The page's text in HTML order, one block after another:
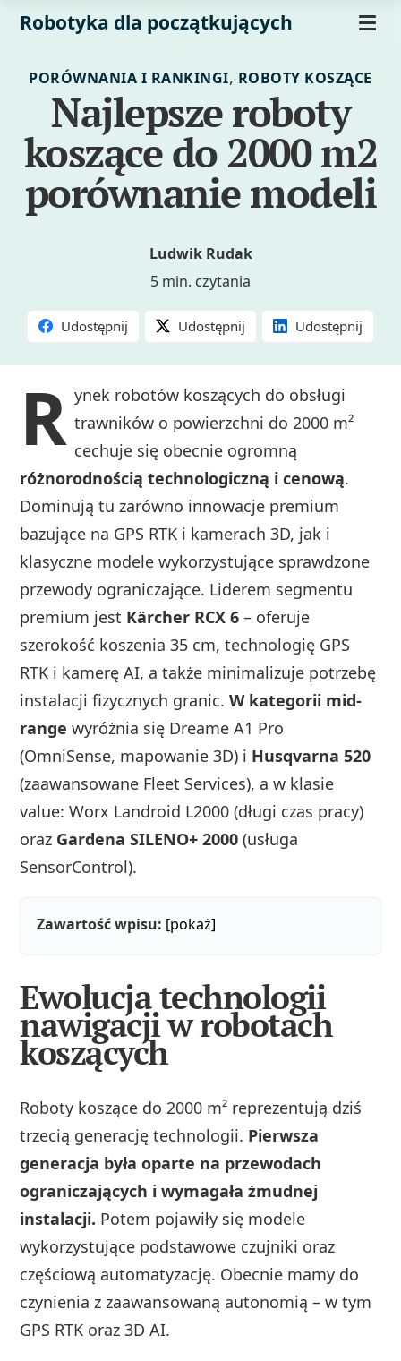
Robotyka dla początkujących
PORÓWNANIA I RANKINGI, ROBOTY KOSZĄCE
Najlepsze roboty
koszące do 2000 m2
porównanie modeli
Ludwik Rudak
5 min. czytania
Udostępnij Udostępnij Udostępnij
R ynek robotów koszących do obsługi
trawników o powierzchni do 2000 m²
cechuje się obecnie ogromną
różnorodnością technologiczną i cenową.
Dominują tu zarówno innowacje premium
bazujące na GPS RTK i kamerach 3D, jak i
klasyczne modele wykorzystujące sprawdzone
przewody ograniczające. Liderem segmentu
premium jest Kärcher RCX 6 – oferuje
szerokość koszenia 35 cm, technologię GPS
RTK i kamerę AI, a także minimalizuje potrzebę
instalacji fizycznych granic.W kategorii mid-
range wyróżnia się Dreame A1 Pro
(OmniSense, mapowanie 3D) i Husqvarna 520
(zaawansowane Fleet Services), a w klasie
value: Worx Landroid L2000 (długi czas pracy)
oraz Gardena SILENO+ 2000 (usługa
SensorControl).
Zawartość wpisu: [pokaż]
Ewolucja technologii
nawigacji w robotach
koszących
Roboty koszące do 2000 m² reprezentują dziś
trzecią generację technologii. Pierwsza
generacja była oparte na przewodach
ograniczających i wymagała żmudnej
instalacji. Potem pojawiły się modele
wykorzystujące podstawowe czujniki oraz
częściową automatyzację. Obecnie mamy do
czynienia z zaawansowaną autonomią – w tym
GPS RTK oraz 3D AI.